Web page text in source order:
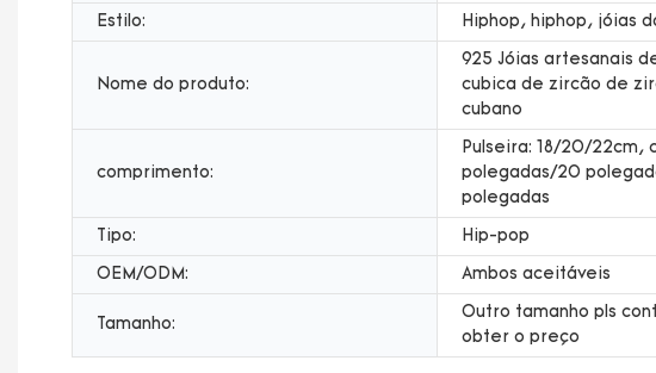
Estilo: Hiphop, hiphop, jóias
Nome do produto:
925 Jóias artesanais
cubica de zircão de
cubano
comprimento:
Pulseira: 18/20/22cm,
polegadas/20
polegadas
Tipo: Hip-pop
OEM/ODM: Ambos aceitáveis
Tamanho:
Outro tamanho pls
obter o preço